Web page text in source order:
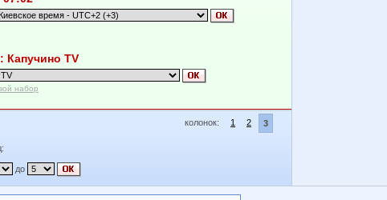
Капучино TV
набор
колонок: 1 2 3
до